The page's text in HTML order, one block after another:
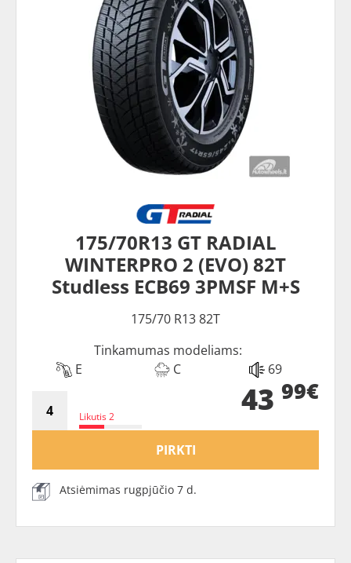
175/70R13 GT RADIAL
WINTERPRO 2 (EVO) 82T
Studless ECB69 3PMSF M+S
175/70 R13 82T
Tinkamumas modeliams:
E
C 69
Likutis 2 43 99€
PIRKTI
Atsiėmimas rugpjūčio 7 d.